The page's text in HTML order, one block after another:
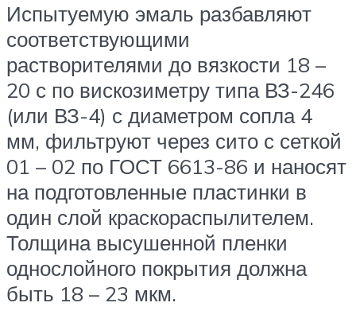
Испытуемую эмаль разбавляют
соответствующими
растворителями до вязкости 18 –
20 с по вискозиметру типа ВЗ-246
(или ВЗ-4) с диаметром сопла 4
мм, фильтруют через сито с сеткой
01 – 02 по ГОСТ 6613-86 и наносят
на подготовленные пластинки в
один слой краскораспылителем.
Толщина высушенной пленки
однослойного покрытия должна
быть 18 – 23 мкм.